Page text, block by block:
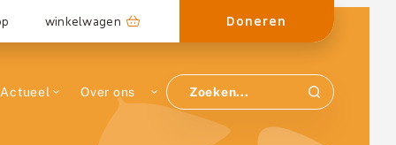
winkelwagen Doneren
Actueel Over ons